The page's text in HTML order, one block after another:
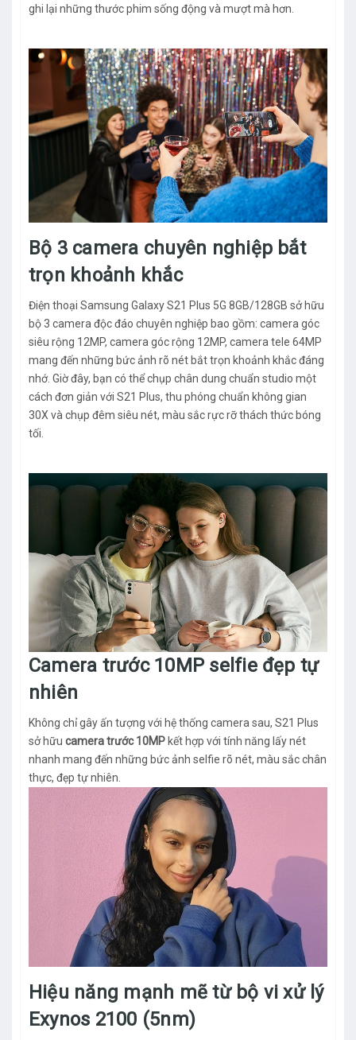
ghi lại những thước phim sống động và mượt mà hơn.
Bộ 3 camera chuyên nghiệp bắt
trọn khoảnh khắc
Điện thoại Samsung Galaxy S21 Plus 5G 8GB/128GB sở hữu
bộ 3 camera độc đáo chuyên nghiệp bao gồm: camera góc
siêu rộng 12MP, camera góc rộng 12MP, camera tele 64MP
mang đến những bức ảnh rõ nét bắt trọn khoảnh khắc đáng
nhớ. Giờ đây, bạn có thể chụp chân dung chuẩn studio một
cách đơn giản với S21 Plus, thu phóng chuẩn không gian
30X và chụp đêm siêu nét, màu sắc rực rỡ thách thức bóng
tối.
Camera trước 10MP selfie đẹp tự
nhiên
Không chỉ gây ấn tượng với hệ thống camera sau, S21 Plus
sở hữu camera trước 10MP kết hợp với tính năng lấy nét
nhanh mang đến những bức ảnh selfie rõ nét, màu sắc chân
thực, đẹp tự nhiên.
Hiệu năng mạnh mẽ từ bộ vi xử lý
Exynos 2100 (5nm)